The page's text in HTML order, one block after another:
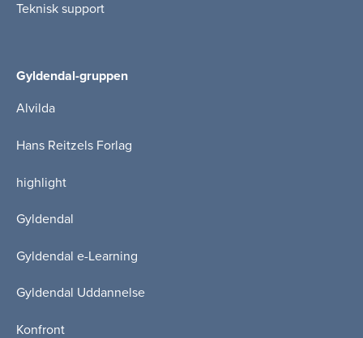
Teknisk support
Gyldendal-gruppen
Alvilda
Hans Reitzels Forlag
highlight
Gyldendal
Gyldendal e-Learning
Gyldendal Uddannelse
Konfront